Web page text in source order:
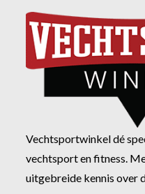
Vechtsportwinkel dé
vechtsport en fitness.
uitgebreide kennis over